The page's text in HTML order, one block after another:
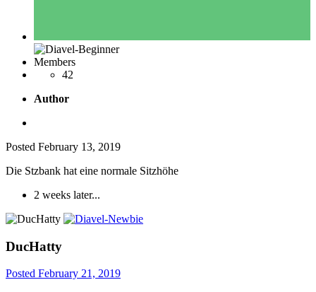
Members
42
Author
Posted February 13, 2019
Die Stzbank hat eine normale Sitzhöhe
2 weeks later...
DucHatty
Posted February 21, 2019